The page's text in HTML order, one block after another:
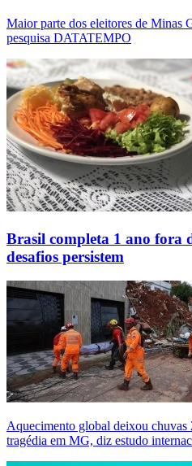
Maior parte dos eleitores de Minas
pesquisa DATATEMPO
Brasil completa 1 ano fora
desafios persistem
Aquecimento global deixou chuvas
tragédia em MG, diz estudo